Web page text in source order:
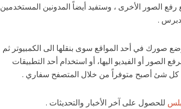
رفع الصور الأخرى ، وستفيد أيضاً المدونين المستخدمين
.
صورك في أحد المواقع سوى بنقلها الى الكمبيوتر ثم
الصور أو الفيديو اليها، أو استخدام أحد التطبيقات
كل شئ أصبح متوفراً من خلال المتصفح سفاري .
للحصول على آخر الأخبار والتحديثات .